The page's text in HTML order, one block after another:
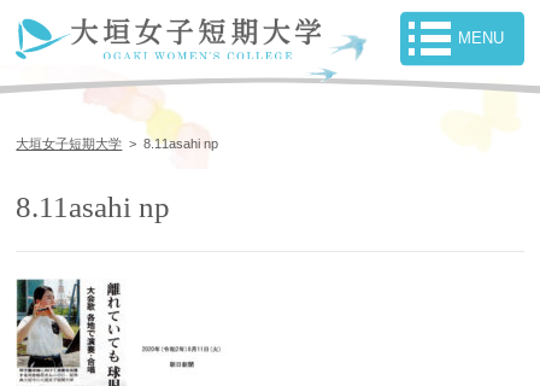
大垣女子短期大学 >8.11asahi np
8.11asahi np